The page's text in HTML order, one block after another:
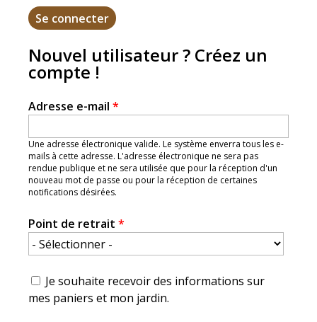
Nouvel utilisateur ? Créez un
compte !
Adresse e-mail *
Une adresse électronique valide. Le système enverra tous les e-
mails à cette adresse. L'adresse électronique ne sera pas
rendue publique et ne sera utilisée que pour la réception d'un
nouveau mot de passe ou pour la réception de certaines
notifications désirées.
Point de retrait *
Je souhaite recevoir des informations sur
mes paniers et mon jardin.